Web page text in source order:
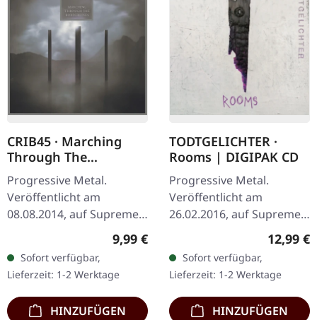
CRIB45 · Marching
Through The
Borderlines | DIGIPAK
CD
Progressive Metal.
Veröffentlicht am
08.08.2014, auf Supreme
Chaos Records. Limitierte
CD im DigiPak. CRIB45 aus
Finnland sind ein kleiner
Geheimtipp…
Regulärer Preis:
9,99 €
Sofort verfügbar,
Lieferzeit: 1-2 Werktage
HINZUFÜGEN
TODTGELICHTER ·
Rooms | DIGIPAK CD
Progressive Metal.
Veröffentlicht am
26.02.2016, auf Supreme
Chaos Records. Limitierte
Hinreißender Avantgarde
Black Metal mit…
12,99 €
Sofort verfügbar,
Lieferzeit: 1-2 Werktage
HINZUFÜGEN